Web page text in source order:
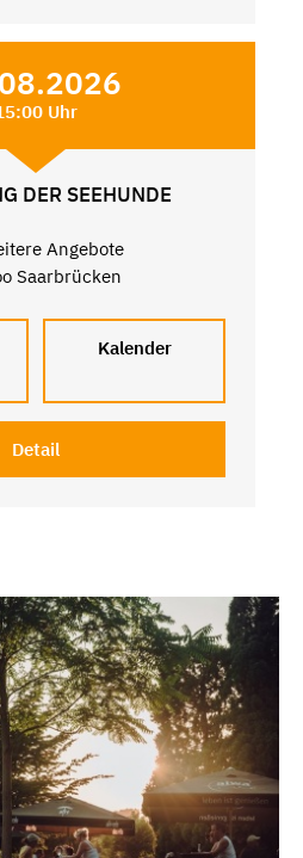
Uhr
DER SEEHUNDE
Angebote
Saarbrücken
Kalender
Detail